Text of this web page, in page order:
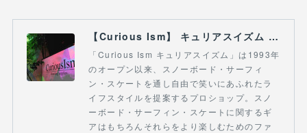
【Curious Ism】 キュリアスイズム l スノーボードショップ サーフショップ 福島県 会津若松市 郡山市 通販
「Curious Ism キュリアスイズム」は1993年
のオープン以来、スノーボード・サーフィ
ン・スケートを通し自由で笑いにあふれたラ
イフスタイルを提案するプロショップ。スノ
ーボード・サーフィン・スケートに関するギ
アはもちろんそれらをより楽しむためのファ